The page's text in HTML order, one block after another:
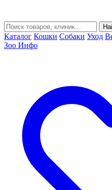
Каталог Кошки Собаки Уход
Зоо Инфо